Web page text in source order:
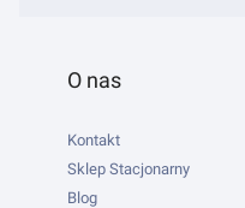
Linki w stopce
O nas
Kontakt
Sklep Stacjonarny
Blog